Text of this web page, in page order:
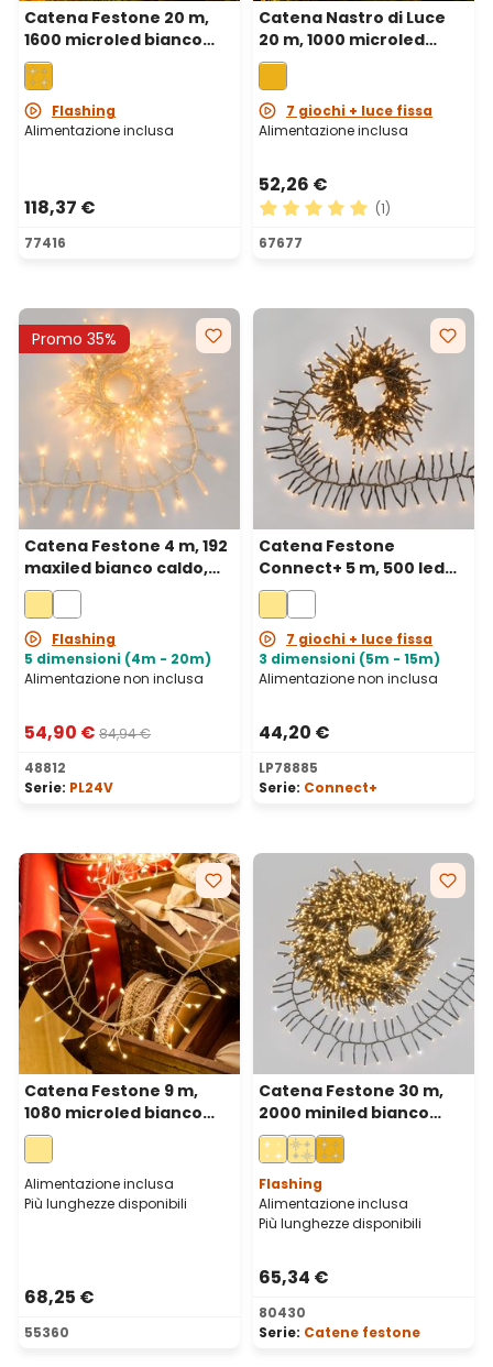
Catena Festone 20 m,
1600 microled bianco
extra caldo e bianco
caldo, cavo metal rame
Flashing
Alimentazione inclusa
118,37 €
77416
Catena Nastro di Luce
20 m, 1000 microled
bianco extra caldo, cavo
metal rame
7 giochi + luce fissa
Alimentazione inclusa
52,26 €
Valutazione media di 5 su
(1)
67677
Promo 35%
Catena Festone 4 m, 192
maxiled bianco caldo,
cavo trasparente,
prolungabile
Flashing
5 dimensioni (4m - 20m)
Alimentazione non inclusa
54,90 € 84,94 €
48812
Serie: PL24V
Catena Festone
Connect+ 5 m, 500 led
bianco caldo, cavo
verde, prolungabile
7 giochi + luce fissa
3 dimensioni (5m - 15m)
Alimentazione non inclusa
44,20 €
LP78885
Serie: Connect+
Catena Festone 9 m,
1080 microled bianco
caldo, cavo metal
argento
Alimentazione inclusa
Più lunghezze disponibili
68,25 €
55360
Catena Festone 30 m,
2000 miniled bianco
caldo e bianco freddo,
cavo verde
Flashing
Alimentazione inclusa
Più lunghezze disponibili
65,34 €
80430
Serie: Catene festone